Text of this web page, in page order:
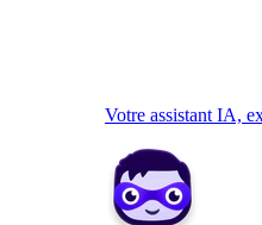
Votre assistant IA,